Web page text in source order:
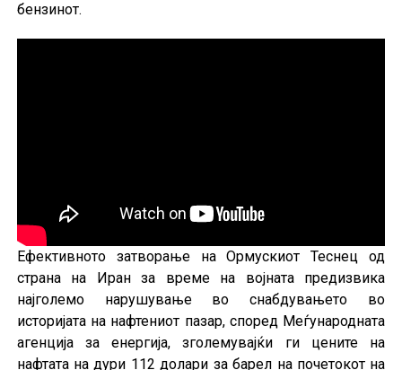
бензинот.
Ефективното затворање на Ормускиот Теснец од
страна на Иран за време на војната предизвика
најголемо нарушување во снабдувањето во
историјата на нафтениот пазар, според Меѓународната
агенција за енергија, зголемувајќи ги цените на
нафтата на дури 112 долари за барел на почетокот на